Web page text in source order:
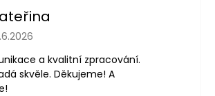
obchodu je 5 z 5 hviezdičiek.
a kvalitní zpracování.
skvěle. Děkujeme! A